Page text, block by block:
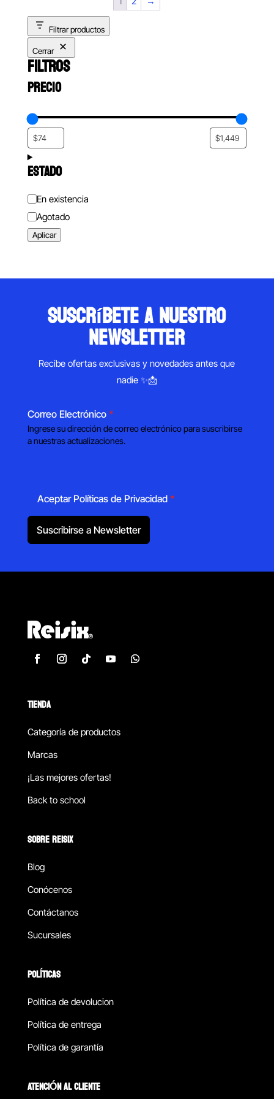
Filtrar productos
Cerrar
FILTROS
PRECIO
ESTADO
Estado
En existencia
Agotado
Aplicar
suscríbete a nuestro
newsletter
Recibe ofertas exclusivas y novedades antes que
nadie ✨📩
Correo Electrónico *
Ingrese su dirección de correo electrónico para suscribirse
a nuestras actualizaciones.
Aceptar Políticas de Privacidad *
Suscribirse a Newsletter
TIENDA
Categoría de productos
Marcas
¡Las mejores ofertas!
Back to school
SOBRE REISIX
Blog
Conócenos
Contáctanos
Sucursales
POLÍTICAS
Política de devolucion
Política de entrega
Política de garantía
ATENCIÓN AL CLIENTE